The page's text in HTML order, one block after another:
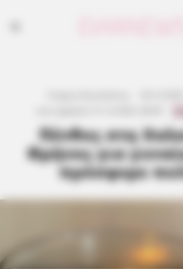
Πένθος στη
Θρήνος για
πρόσφερε